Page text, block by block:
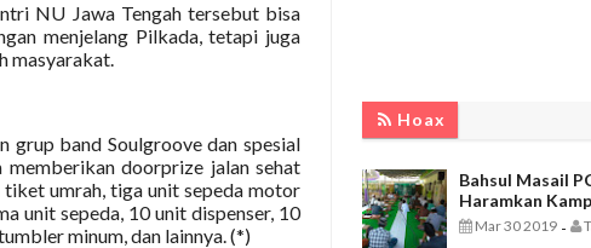
NU Jawa Tengah tersebut bisa
menjelang Pilkada, tetapi juga
masyarakat.
grup band Soulgroove dan spesial
doorprize jalan sehat
tiket umrah, tiga unit sepeda motor
unit sepeda, 10 unit dispenser, 10
minum, dan lainnya. (*)
Hoax
Bahsul Masail
Haramkan
Mar 30 2019 -